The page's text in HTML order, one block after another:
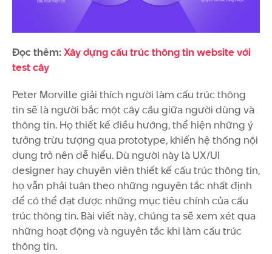
Đọc thêm:Xây dựng cấu trúc thông tin website với
test cây
Peter Morville giải thích người làm cấu trúc thông
tin sẽ là người bắc một cây cầu giữa người dùng và
thông tin. Họ thiết kế điều hướng, thể hiện những ý
tưởng trừu tượng qua prototype, khiến hệ thống nội
dung trở nên dễ hiểu. Dù người này là UX/UI
designer hay chuyên viên thiết kế cấu trúc thông tin,
họ vẫn phải tuân theo những nguyên tắc nhất định
để có thể đạt được những mục tiêu chính của cấu
trúc thông tin. Bài viết này, chúng ta sẽ xem xét qua
những hoạt động và nguyên tắc khi làm cấu trúc
thông tin.